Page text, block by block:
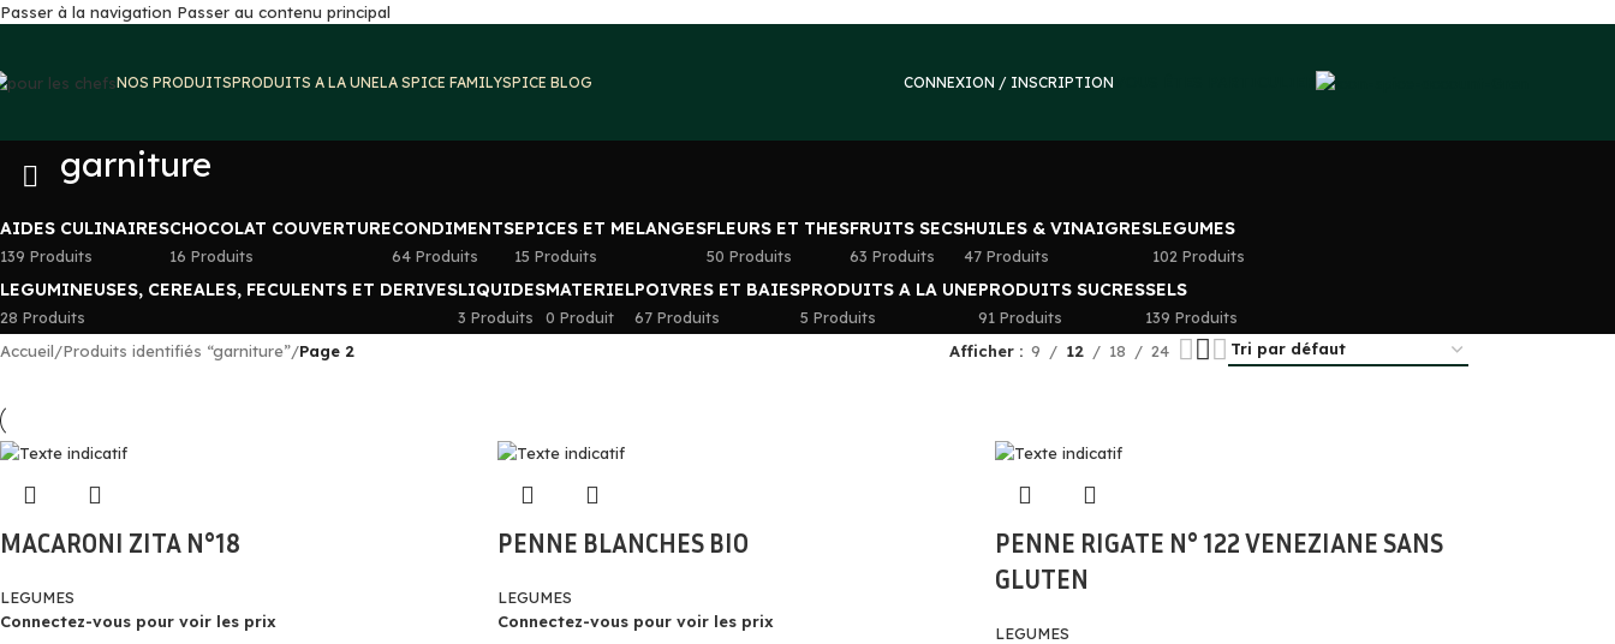
Passer à la navigation Passer au contenu principal
NOS PRODUITSPRODUITS A LA UNELA SPICE FAMILYSPICE BLOG CONNEXION / INSCRIPTION
garniture
AIDES CULINAIRES
139 Produits
CHOCOLAT COUVERTURE
16 Produits
CONDIMENTS
64 Produits
EPICES ET MELANGES
15 Produits
FLEURS ET THES
50 Produits
FRUITS SECS
63 Produits
HUILES & VINAIGRES
47 Produits
LEGUMES
102 Produits
LEGUMINEUSES, CEREALES, FECULENTS ET DERIVES
28 Produits
LIQUIDES
3 Produits
MATERIEL
0 Produit
POIVRES ET BAIES
67 Produits
PRODUITS A LA UNE
5 Produits
PRODUITS SUCRES
91 Produits
SELS
139 Produits
Accueil/Produits identifiés “garniture”/Page 2 Afficher 9 12 18 24
MACARONI ZITA N°18
LEGUMES
Connectez-vous pour voir les prix
PENNE BLANCHES BIO
LEGUMES
Connectez-vous pour voir les prix
PENNE RIGATE N° 122 VENEZIANE SANS
GLUTEN
LEGUMES